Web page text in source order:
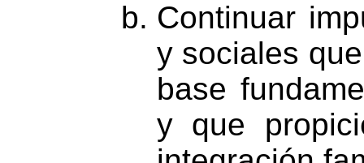
Continuar
y sociales
base
y que